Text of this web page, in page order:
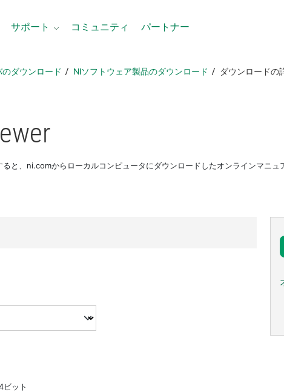
サポート コミュニティ パートナー
ダウンロード NIソフトウェア製品のダウンロード ダウンロードの
と、ni.comからローカルコンピュータにダウンロードしたオンラインマニュ
ット